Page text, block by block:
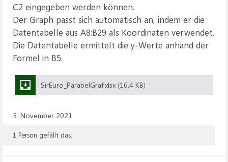
C2 eingegeben werden können.
Der Graph passt sich automatisch an, indem er die
Datentabelle aus A8:B29 als Koordinaten verwendet.
Die Datentabelle ermittelt die y-Werte anhand der
Formel in B5.
SirEuro_ParabelGraf.xlsx (16,4 KB)
5. November 2021
1 Person gefällt das.